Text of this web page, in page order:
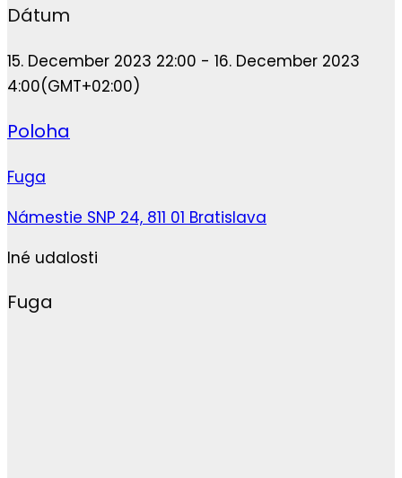
Dátum
15. December 2023 22:00 - 16. December 2023
4:00(GMT+02:00)
Poloha
Fuga
Námestie SNP 24, 811 01 Bratislava
Iné udalosti
Fuga